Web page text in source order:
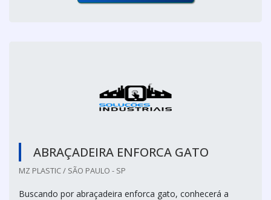
ABRAÇADEIRA ENFORCA GATO
MZ PLASTIC / SÃO PAULO - SP
Buscando por abraçadeira enforca gato, conhecerá a